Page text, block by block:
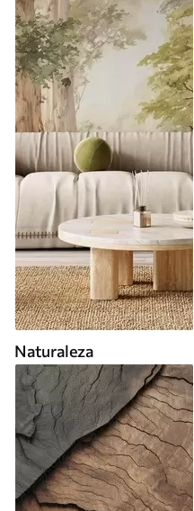
Naturaleza